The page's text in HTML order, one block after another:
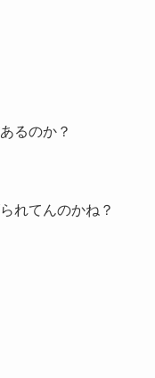
るのか？
れてんのかね？